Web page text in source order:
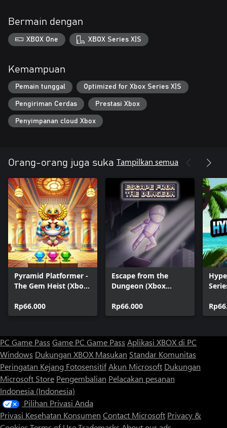
Bermain dengan
XBOX One XBOX Series X|S
Kemampuan
Pemain tunggal Optimized for Xbox Series X|S
Pengiriman Cerdas Prestasi Xbox
Penyimpanan cloud Xbox
Orang-orang juga suka Tampilkan semua
Pyramid Platformer -
The Gem Heist (Xbox
Rp66.000
Escape from the
Dungeon (Xbox
Rp66.000
PC Game Pass Game PC Game Pass Aplikasi XBOX di PC
Windows Dukungan XBOX Masukan Standar Komunitas
Peringatan Kejang FotosensitifAkun Microsoft Dukungan
Microsoft Store Pengembalian Pelacakan pesanan
Indonesia (Indonesia)
Pilihan Privasi Anda
Privasi Kesehatan Konsumen Contact Microsoft Privacy &